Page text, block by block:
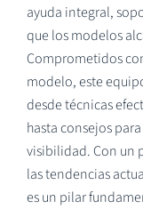
ayuda integral,
que los modelos
Comprometidos
modelo, este
desde técnicas
hasta consejos
visibilidad. Con un
las tendencias
es un pilar